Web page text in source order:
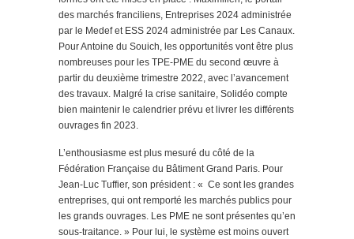
des marchés franciliens, Entreprises 2024 administrée
par le Medef et ESS 2024 administrée par Les Canaux.
Pour Antoine du Souich, les opportunités vont être plus
nombreuses pour les TPE-PME du second œuvre à
partir du deuxième trimestre 2022, avec l’avancement
des travaux. Malgré la crise sanitaire, Solidéo compte
bien maintenir le calendrier prévu et livrer les différents
ouvrages fin 2023.
L’enthousiasme est plus mesuré du côté de la
Fédération Française du Bâtiment Grand Paris. Pour
Jean-Luc Tuffier, son président : « Ce sont les grandes
entreprises, qui ont remporté les marchés publics pour
les grands ouvrages. Les PME ne sont présentes qu’en
sous-traitance. » Pour lui, le système est moins ouvert